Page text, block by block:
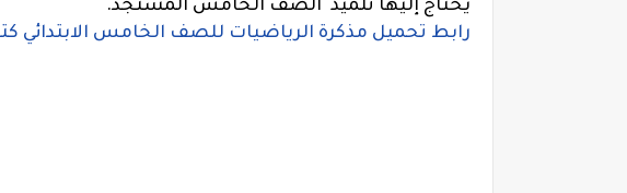
يحتاج إليها تلميذ الصف الخامس المستجد.
رابط تحميل مذكرة الرياضيات للصف الخامس الابتدائي